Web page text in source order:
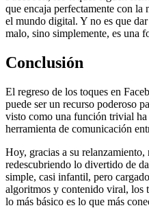
que encaja perfectamente con la
el mundo digital. Y no es que
malo, sino simplemente, es una
Conclusión
El regreso de los toques en
puede ser un recurso poderoso
visto como una función trivial
herramienta de comunicación
Hoy, gracias a su relanzamiento,
redescubriendo lo divertido de
simple, casi infantil, pero
algoritmos y contenido viral, los
lo más básico es lo que más